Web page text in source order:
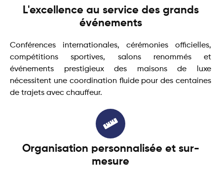
L'excellence au service des grands
événements
Conférences internationales, cérémonies officielles,
compétitions sportives, salons renommés et
événements prestigieux des maisons de luxe
nécessitent une coordination fluide pour des centaines
de trajets avec chauffeur.
Organisation personnalisée et sur-
mesure